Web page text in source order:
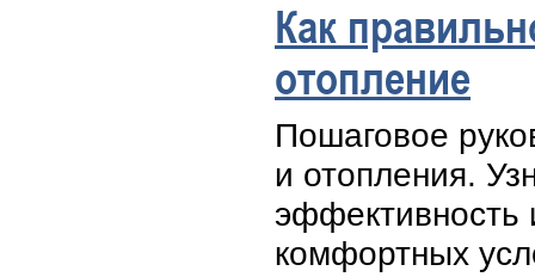
Как
отопление
Пошаговое
и отопления.
эффективность
комфортных